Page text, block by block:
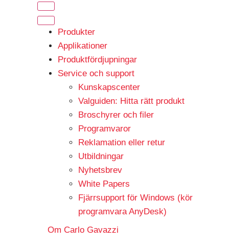
Produkter
Applikationer
Produktfördjupningar
Service och support
Kunskapscenter
Valguiden: Hitta rätt produkt
Broschyrer och filer
Programvaror
Reklamation eller retur
Utbildningar
Nyhetsbrev
White Papers
Fjärrsupport för Windows (kör
programvara AnyDesk)
Om Carlo Gavazzi